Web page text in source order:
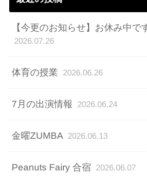
【今更のお知らせ】お休み中で
2026.07.26
体育の授業 2026.06.26
7月の出演情報 2026.06.24
金曜ZUMBA 2026.06.13
Peanuts Fairy 合宿 2026.06.07